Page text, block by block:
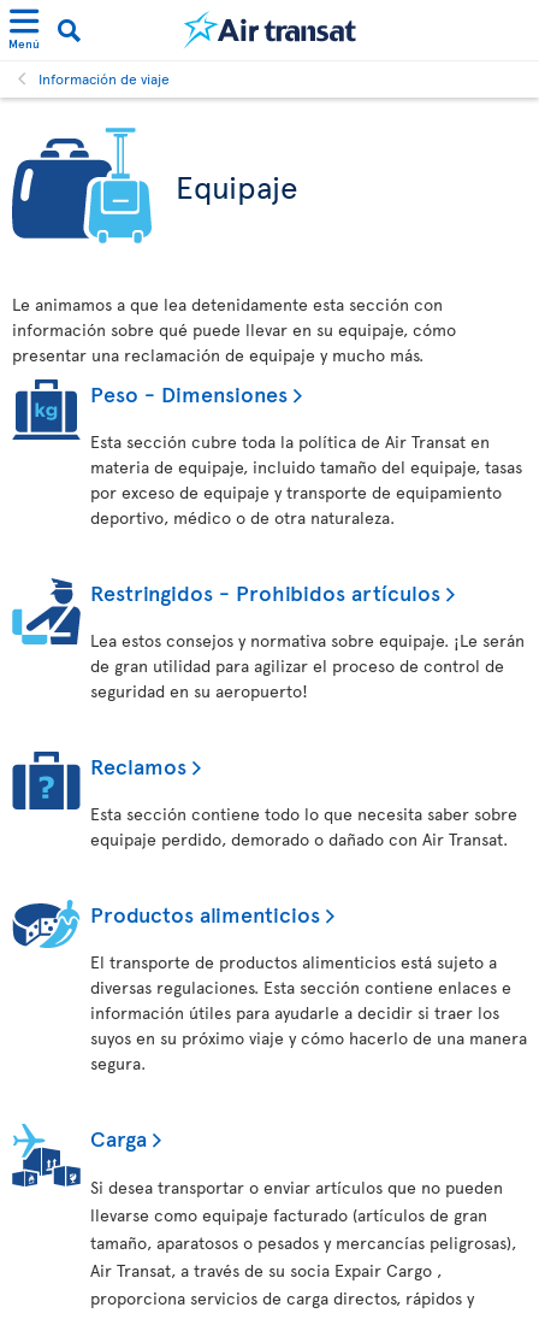
Menú
Información de viaje
Equipaje
Le animamos a que lea detenidamente esta sección con
información sobre qué puede llevar en su equipaje, cómo
presentar una reclamación de equipaje y mucho más.
Peso - Dimensiones
Esta sección cubre toda la política de Air Transat en
materia de equipaje, incluido tamaño del equipaje, tasas
por exceso de equipaje y transporte de equipamiento
deportivo, médico o de otra naturaleza.
Restringidos - Prohibidos artículos
Lea estos consejos y normativa sobre equipaje. ¡Le serán
de gran utilidad para agilizar el proceso de control de
seguridad en su aeropuerto!
Reclamos
Esta sección contiene todo lo que necesita saber sobre
equipaje perdido, demorado o dañado con Air Transat.
Productos alimenticios
El transporte de productos alimenticios está sujeto a
diversas regulaciones. Esta sección contiene enlaces e
información útiles para ayudarle a decidir si traer los
suyos en su próximo viaje y cómo hacerlo de una manera
segura.
Carga
Si desea transportar o enviar artículos que no pueden
llevarse como equipaje facturado (artículos de gran
tamaño, aparatosos o pesados y mercancías peligrosas),
Air Transat, a través de su socia Expair Cargo ,
proporciona servicios de carga directos, rápidos y